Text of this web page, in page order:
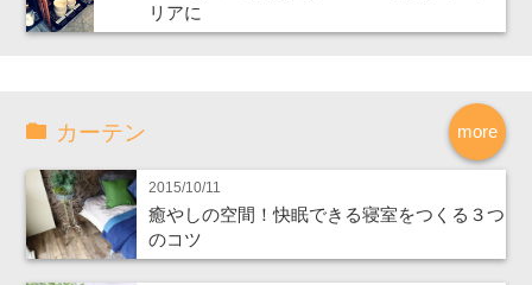
リアに
more
カーテン
2015/10/11
癒やしの空間！快眠できる寝室をつくる３つ
のコツ